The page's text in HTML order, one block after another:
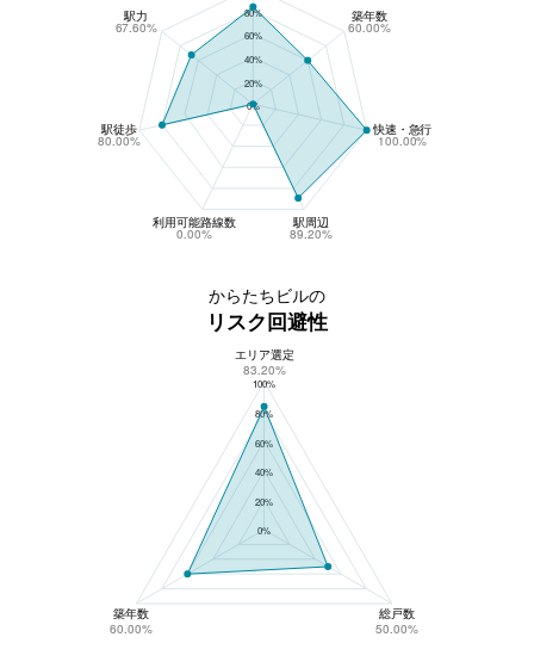
80%
60%
40%
20%
0%
駅力
67.60%
駅徒歩
80.00%
利用可能路線数
0.00%
駅周辺
89.20%
快速・急行
100.00%
築年数
60.00%
からたちビルの
リスク回避性
からたちビルのリスク回避性
100%
80%
60%
40%
20%
0%
エリア選定
83.20%
築年数
60.00%
総戸数
50.00%